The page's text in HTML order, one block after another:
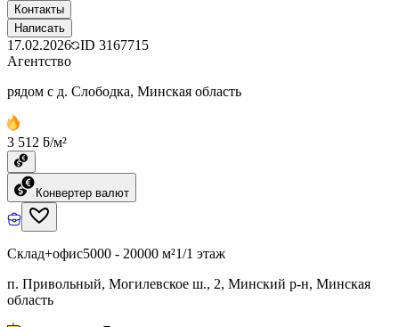
Контакты
Написать
17.02.2026 ID 3167715
Агентство
рядом с д. Слободка, Минская область
3 512 ƃ/м²
Конвертер валют
Склад+офис5000 - 20000 м²1/1 этаж
п. Привольный, Могилевское ш., 2, Минский р-н, Минская
область